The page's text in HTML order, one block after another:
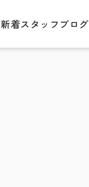
新着スタッフブログ